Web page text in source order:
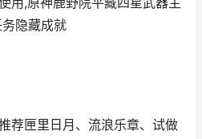
隐藏成就
荐匣里日月、流浪乐章、试做